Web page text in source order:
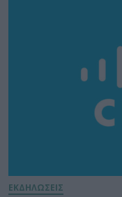
ΕΚΔΗΛΩΣΕΙΣ